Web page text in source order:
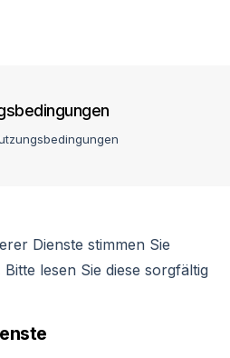
Dienste stimmen Sie
lesen Sie diese sorgfältig